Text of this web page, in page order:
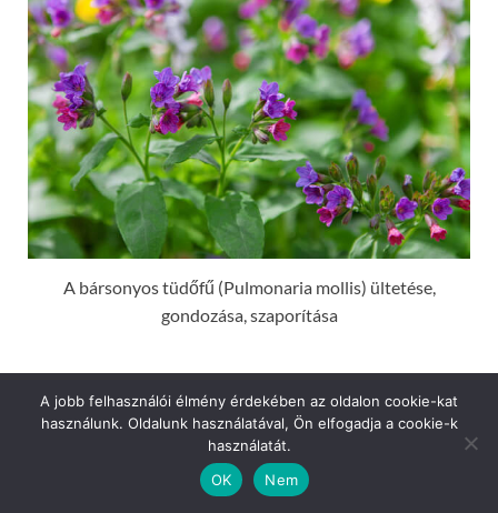
A bársonyos tüdőfű (Pulmonaria mollis) ültetése,
gondozása, szaporítása
A jobb felhasználói élmény érdekében az oldalon cookie-kat
használunk. Oldalunk használatával, Ön elfogadja a cookie-k
használatát.
OK
Nem